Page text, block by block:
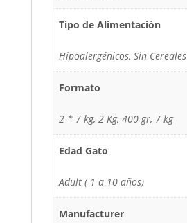
Tipo de Alimentación
Hipoalergénicos, Sin Cereales
Formato
2 * 7 kg, 2 Kg, 400 gr, 7 kg
Edad Gato
Adult ( 1 a 10 años)
Manufacturer